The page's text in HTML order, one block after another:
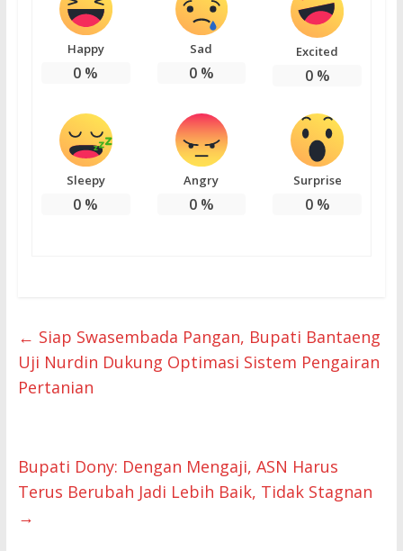
Happy
0 %
Sad
0%
Excited
0%
Sleepy
0 %
Angry
0%
Surprise
0%
← Siap Swasembada Pangan, Bupati Bantaeng
Uji Nurdin Dukung Optimasi Sistem Pengairan
Pertanian
Bupati Dony: Dengan Mengaji, ASN Harus
Terus Berubah Jadi Lebih Baik, Tidak Stagnan
→